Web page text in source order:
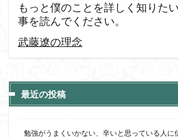
もっと僕のことを詳しく知りた
事を読んでください。
武藤遼の理念
最近の投稿
勉強がうまくいかない、辛いと思っている人に